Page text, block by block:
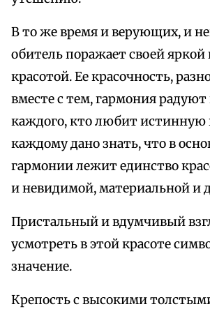
В то же время и верующих, и
обитель поражает своей
красотой. Ее красочность,
вместе с тем, гармония радуют
каждого, кто любит истинную
каждому дано знать, что в
гармонии лежит единство
и невидимой, материальной и
Пристальный и вдумчивый
усмотреть в этой красоте
значение.
Крепость с высокими